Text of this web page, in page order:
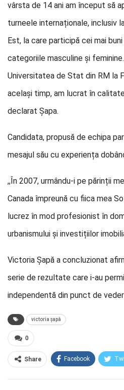
vârsta de 14 ani am început să
turneele internaționale, inclusiv
Est, la care participă cei mai
categoriile masculine și
Universitatea de Stat din RM la
același timp, am lucrat în
declarat Șapa.
Candidata, propusă de echipa
mesajul său cu experiența
,,În 2007, urmându-i pe părinții
Canada împreună cu fiica mea
lucrez în mod profesionist în
urbanismului și investițiilor
Victoria Șapă a concluzionat
serie de rezultate care i-au
independentă din punct de
victoria șapă
0
Share Facebook